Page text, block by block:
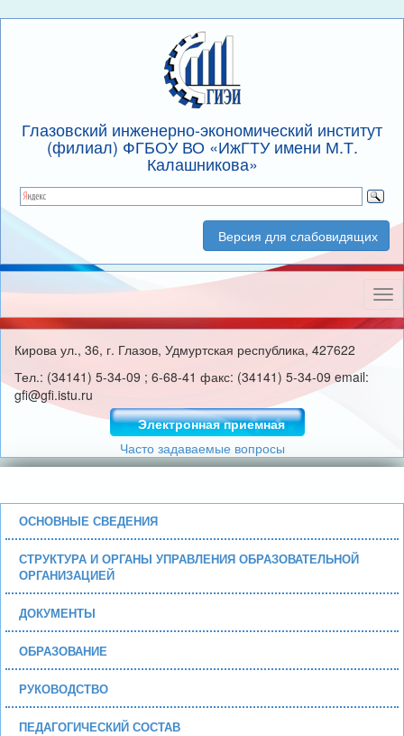
Глазовский инженерно-экономический институт
(филиал) ФГБОУ ВО «ИжГТУ имени М.Т.
Калашникова»
Версия для слабовидящих
Кирова ул., 36, г. Глазов, Удмуртская республика, 427622
Тел.: (34141) 5-34-09 ; 6-68-41 факс: (34141) 5-34-09 email:
gfi@gfi.istu.ru
Электронная приемная
Часто задаваемые вопросы
ОСНОВНЫЕ СВЕДЕНИЯ
СТРУКТУРА И ОРГАНЫ УПРАВЛЕНИЯ ОБРАЗОВАТЕЛЬНОЙ
ОРГАНИЗАЦИЕЙ
ДОКУМЕНТЫ
ОБРАЗОВАНИЕ
РУКОВОДСТВО
ПЕДАГОГИЧЕСКИЙ СОСТАВ